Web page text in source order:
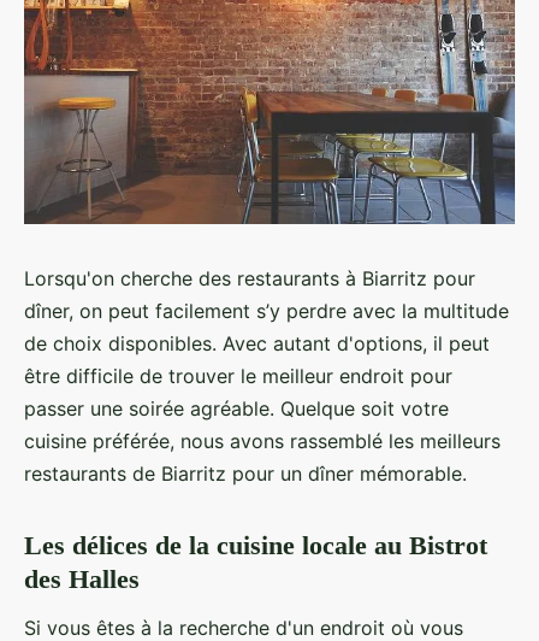
Lorsqu'on cherche des restaurants à Biarritz pour
dîner, on peut facilement s’y perdre avec la multitude
de choix disponibles. Avec autant d'options, il peut
être difficile de trouver le meilleur endroit pour
passer une soirée agréable. Quelque soit votre
cuisine préférée, nous avons rassemblé les meilleurs
restaurants de Biarritz pour un dîner mémorable.
Les délices de la cuisine locale au Bistrot
des Halles
Si vous êtes à la recherche d'un endroit où vous